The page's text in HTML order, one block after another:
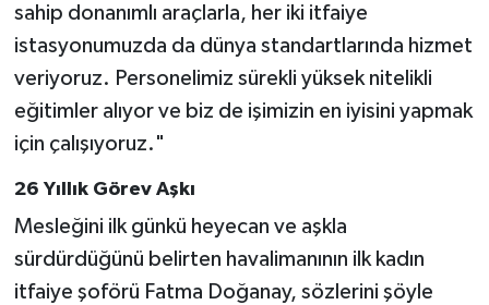
sahip donanımlı araçlarla, her iki itfaiye
istasyonumuzda da dünya standartlarında hizmet
veriyoruz. Personelimiz sürekli yüksek nitelikli
eğitimler alıyor ve biz de işimizin en iyisini yapmak
için çalışıyoruz."
26 Yıllık Görev Aşkı
Mesleğini ilk günkü heyecan ve aşkla
sürdürdüğünü belirten havalimanının ilk kadın
itfaiye şoförü Fatma Doğanay, sözlerini şöyle